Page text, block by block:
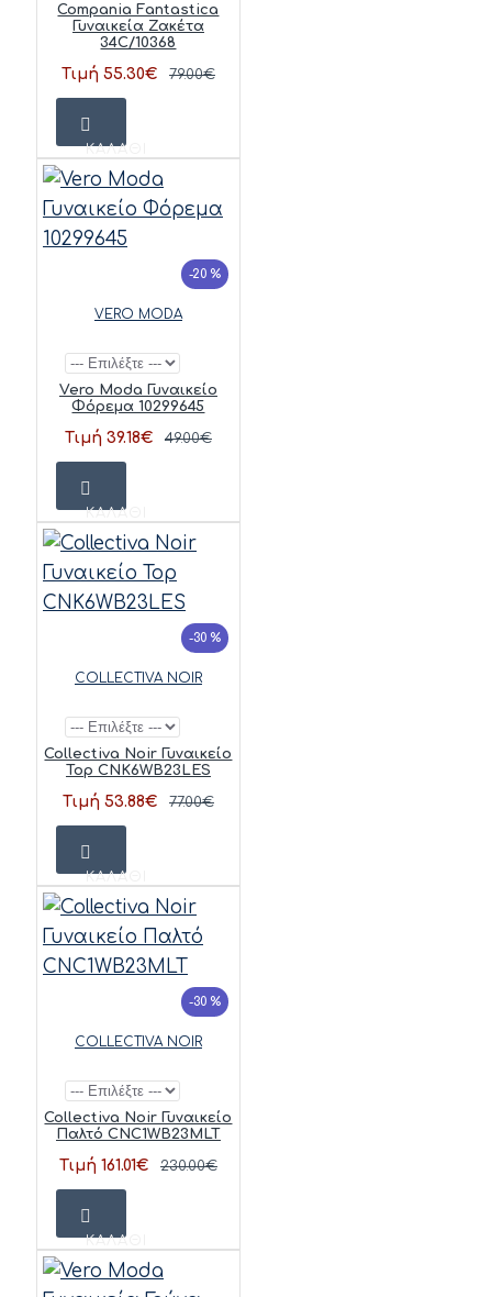
Compania Fantastica
Γυναικεία Ζακέτα
34C/10368
Τιμή 55.30€ 79.00€
ΚΑΛΆΘΙ
-20 %
VERO MODA
Vero Moda Γυναικείο
Φόρεμα 10299645
Τιμή 39.18€ 49.00€
ΚΑΛΆΘΙ
-30 %
COLLECTIVA NOIR
Collectiva Noir Γυναικείο
Top CNK6WB23LES
Τιμή 53.88€ 77.00€
ΚΑΛΆΘΙ
-30 %
COLLECTIVA NOIR
Collectiva Noir Γυναικείο
Παλτό CNC1WB23MLT
Τιμή 161.01€ 230.00€
ΚΑΛΆΘΙ